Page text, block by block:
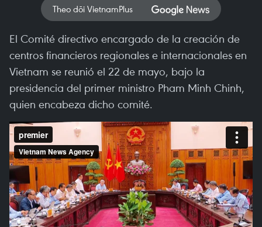
Theo dõi VietnamPlus
El Comité directivo encargado de la creación de
centros financieros regionales e internacionales en
Vietnam se reunió el 22 de mayo, bajo la
presidencia del primer ministro Pham Minh Chinh,
quien encabeza dicho comité.